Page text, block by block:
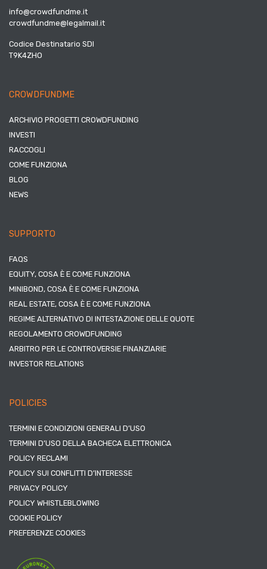
info@crowdfundme.it
crowdfundme@legalmail.it
Codice Destinatario SDI
T9K4ZHO
CROWDFUNDME
ARCHIVIO PROGETTI CROWDFUNDING
INVESTI
RACCOGLI
COME FUNZIONA
BLOG
NEWS
SUPPORTO
FAQS
EQUITY, COSA È E COME FUNZIONA
MINIBOND, COSA È E COME FUNZIONA
REAL ESTATE, COSA È E COME FUNZIONA
REGIME ALTERNATIVO DI INTESTAZIONE DELLE QUOTE
REGOLAMENTO CROWDFUNDING
ARBITRO PER LE CONTROVERSIE FINANZIARIE
INVESTOR RELATIONS
POLICIES
TERMINI E CONDIZIONI GENERALI D’USO
TERMINI D’USO DELLA BACHECA ELETTRONICA
POLICY RECLAMI
POLICY SUI CONFLITTI D’INTERESSE
PRIVACY POLICY
POLICY WHISTLEBLOWING
COOKIE POLICY
PREFERENZE COOKIES